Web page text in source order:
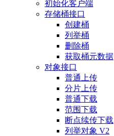
初始化客户端
存储桶接口
创建桶
列举桶
删除桶
获取桶元数据
对象接口
普通上传
分片上传
普通下载
范围下载
断点续传下载
列举对象 V2